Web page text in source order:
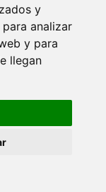
y
analizar
y para
llegan